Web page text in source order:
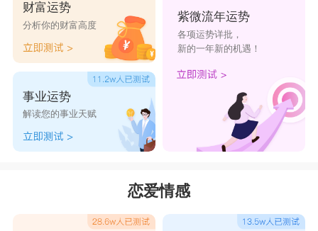
天蝎男
天蝎男事业心膨胀，对爱人的掌控欲也很高
涨，这么一来天蝎男简直无暇兼顾，因此有必要找
个安分守己的伴侣。目光犀利的天蝎男物色到了巨
蟹女。
射手男
己，一样的来去如风，一样的没有承诺也不在乎承
诺，一样的毫不干涉对方大小事务，一样的视金钱
财富运势
分析你的财富高度
事业运势
解读您的事业天赋
紫微流年运势
各项运势详批，
新的一年新的机遇！
恋爱情感